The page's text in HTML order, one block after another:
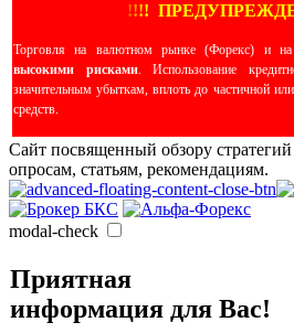
!!!!
Торговля на валютном рынке (Форекс) и
высокими рисками. Использование
значительным убыткам, вплоть до частичной
средств.
Сайт посвященный обзору
опросам, статьям, рекомендациям.
modal-check
Приятная
информация для Вас!